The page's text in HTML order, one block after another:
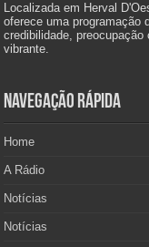
Localizada em Herval
oferece uma programação
credibilidade,
vibrante.
Navegação Rápida
Home
A Rádio
Notícias
Notícias